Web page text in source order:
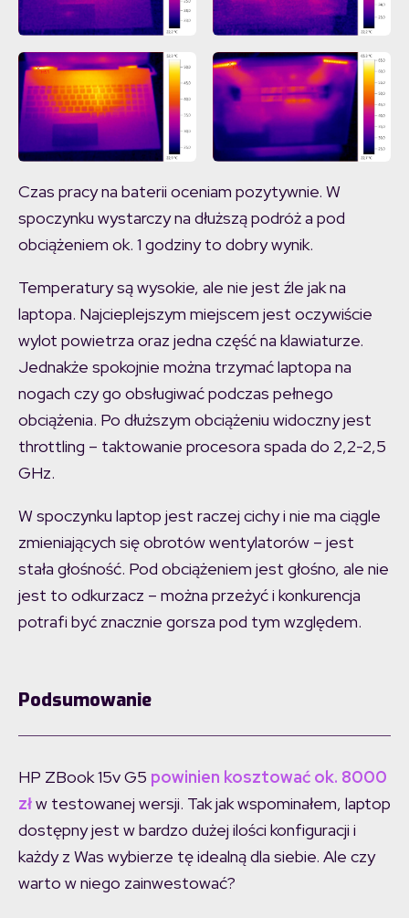
Czas pracy na baterii oceniam pozytywnie. W
spoczynku wystarczy na dłuższą podróż a pod
obciążeniem ok. 1 godziny to dobry wynik.
Temperatury są wysokie, ale nie jest źle jak na
laptopa. Najcieplejszym miejscem jest oczywiście
wylot powietrza oraz jedna część na klawiaturze.
Jednakże spokojnie można trzymać laptopa na
nogach czy go obsługiwać podczas pełnego
obciążenia. Po dłuższym obciążeniu widoczny jest
throttling – taktowanie procesora spada do 2,2-2,5
GHz.
W spoczynku laptop jest raczej cichy i nie ma ciągle
zmieniających się obrotów wentylatorów – jest
stała głośność. Pod obciążeniem jest głośno, ale nie
jest to odkurzacz – można przeżyć i konkurencja
potrafi być znacznie gorsza pod tym względem.
Podsumowanie
HP ZBook 15v G5 powinien kosztować ok. 8000
złw testowanej wersji. Tak jak wspominałem, laptop
dostępny jest w bardzo dużej ilości konfiguracji i
każdy z Was wybierze tę idealną dla siebie. Ale czy
warto w niego zainwestować?